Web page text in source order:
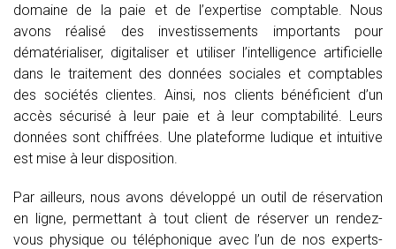
domaine de la paie et de l’expertise comptable. Nous
avons réalisé des investissements importants pour
dématérialiser, digitaliser et utiliser l’intelligence artificielle
dans le traitement des données sociales et comptables
des sociétés clientes. Ainsi, nos clients bénéficient d’un
accès sécurisé à leur paie et à leur comptabilité. Leurs
données sont chiffrées. Une plateforme ludique et intuitive
est mise à leur disposition.
Par ailleurs, nous avons développé un outil de réservation
en ligne, permettant à tout client de réserver un rendez-
vous physique ou téléphonique avec l’un de nos experts-